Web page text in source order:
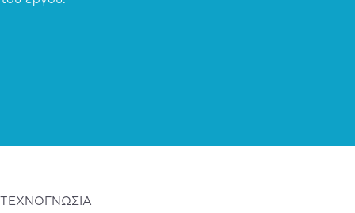
ΤΕΧΝΟΓΝΩΣΙΑ